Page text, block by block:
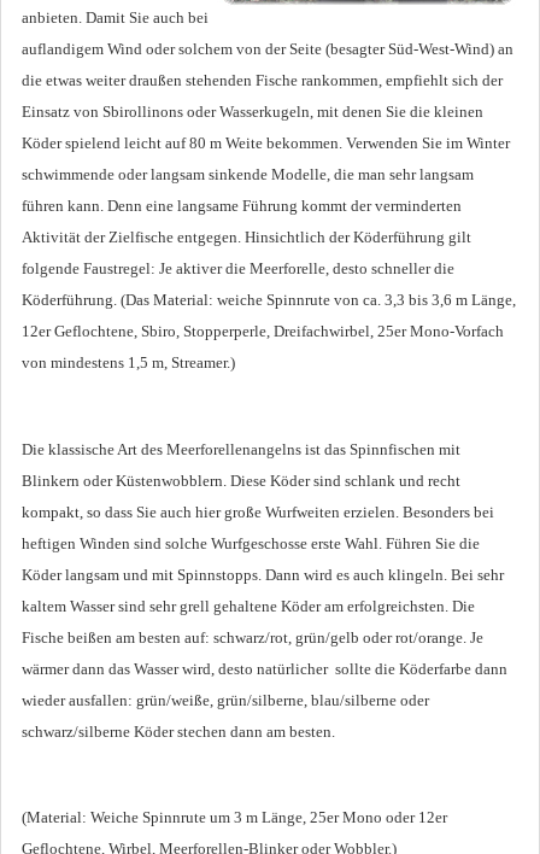
anbieten. Damit Sie auch bei
auflandigem Wind oder solchem von der Seite (besagter Süd-West-Wind) an
die etwas weiter draußen stehenden Fische rankommen, empfiehlt sich der
Einsatz von Sbirollinons oder Wasserkugeln, mit denen Sie die kleinen
Köder spielend leicht auf 80 m Weite bekommen. Verwenden Sie im Winter
schwimmende oder langsam sinkende Modelle, die man sehr langsam
führen kann. Denn eine langsame Führung kommt der verminderten
Aktivität der Zielfische entgegen. Hinsichtlich der Köderführung gilt
folgende Faustregel: Je aktiver die Meerforelle, desto schneller die
Köderführung. (Das Material: weiche Spinnrute von ca. 3,3 bis 3,6 m Länge,
12er Geflochtene, Sbiro, Stopperperle, Dreifachwirbel, 25er Mono-Vorfach
von mindestens 1,5 m, Streamer.)
Die klassische Art des Meerforellenangelns ist das Spinnfischen mit
Blinkern oder Küstenwobblern. Diese Köder sind schlank und recht
kompakt, so dass Sie auch hier große Wurfweiten erzielen. Besonders bei
heftigen Winden sind solche Wurfgeschosse erste Wahl. Führen Sie die
Köder langsam und mit Spinnstopps. Dann wird es auch klingeln. Bei sehr
kaltem Wasser sind sehr grell gehaltene Köder am erfolgreichsten. Die
Fische beißen am besten auf: schwarz/rot, grün/gelb oder rot/orange. Je
wärmer dann das Wasser wird, desto natürlicher sollte die Köderfarbe dann
wieder ausfallen: grün/weiße, grün/silberne, blau/silberne oder
schwarz/silberne Köder stechen dann am besten.
(Material: Weiche Spinnrute um 3 m Länge, 25er Mono oder 12er
Geflochtene, Wirbel, Meerforellen-Blinker oder Wobbler.)